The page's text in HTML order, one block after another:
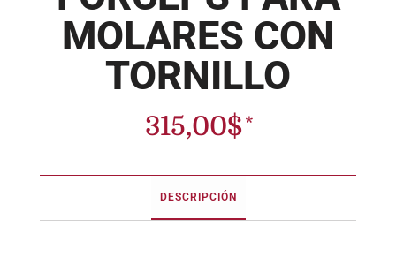
MOLARES CON
TORNILLO
315,00$
DESCRIPCIÓN